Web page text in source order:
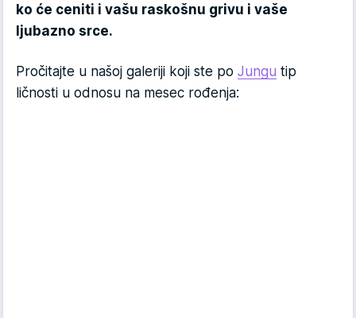
ko će ceniti i vašu raskošnu grivu i vaše
ljubazno srce.
Pročitajte u našoj galeriji koji ste po Jungu tip
ličnosti u odnosu na mesec rođenja: